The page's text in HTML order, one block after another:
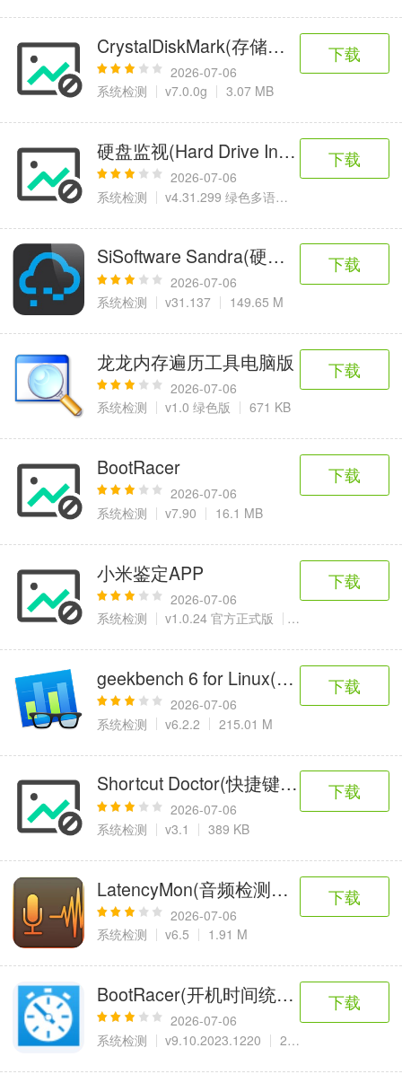
CrystalDiskMark(存储设备检测工具)
2026-07-06
系统检测
v7.0.0g 3.07 MB
下载
硬盘监视(Hard Drive Inspector Pro)
2026-07-06
系统检测
v4.31.299 绿色多语便携版
下载
SiSoftware Sandra(硬件检测软件)
2026-07-06
系统检测
v31.137 149.65 M
下载
龙龙内存遍历工具电脑版
2026-07-06
系统检测
v1.0 绿色版 671 KB
下载
BootRacer
2026-07-06
系统检测
v7.90 16.1 MB
下载
小米鉴定APP
2026-07-06
系统检测
v1.0.24 官方正式版 909 KB
下载
geekbench 6 for Linux(系统跑分软件)
2026-07-06
系统检测
v6.2.2 215.01 M
下载
Shortcut Doctor(快捷键检测工具)
2026-07-06
系统检测
v3.1 389 KB
下载
LatencyMon(音频检测软件)中文版
2026-07-06
系统检测
v6.5 1.91 M
下载
BootRacer(开机时间统计)
2026-07-06
系统检测
v9.10.2023.1220 22.58 M
下载